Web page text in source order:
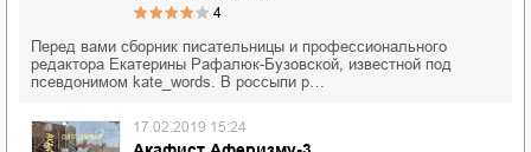
4
Перед вами сборник писательницы и профессионального
редактора Екатерины Рафалюк-Бузовской, известной под
псевдонимом kate_words. В россыпи р…
17.02.2019 15:24